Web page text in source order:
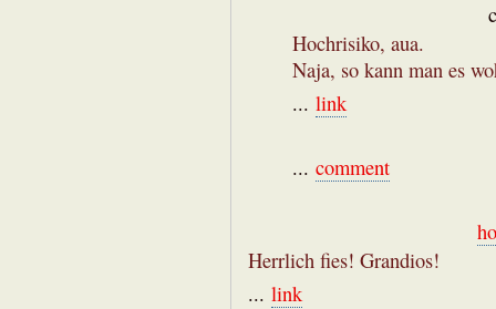
Hochrisiko, aua.
Naja, so kann man es
... link
... comment
Herrlich fies! Grandios!
... link